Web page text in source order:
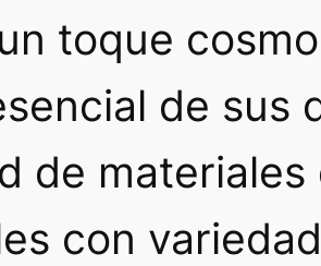
toque
de sus
de
con